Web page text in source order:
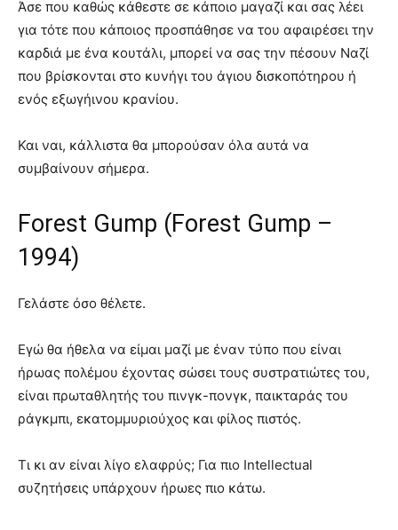
Άσε που καθώς κάθεστε σε κάποιο μαγαζί και σας λέει
για τότε που κάποιος προσπάθησε να του αφαιρέσει την
καρδιά με ένα κουτάλι, μπορεί να σας την πέσουν Ναζί
που βρίσκονται στο κυνήγι του άγιου δισκοπότηρου ή
ενός εξωγήινου κρανίου.
Και ναι, κάλλιστα θα μπορούσαν όλα αυτά να
συμβαίνουν σήμερα.
Forest Gump (Forest Gump –
1994)
Γελάστε όσο θέλετε.
Εγώ θα ήθελα να είμαι μαζί με έναν τύπο που είναι
ήρωας πολέμου έχοντας σώσει τους συστρατιώτες του,
είναι πρωταθλητής του πινγκ-πονγκ, παικταράς του
ράγκμπι, εκατομμυριούχος και φίλος πιστός.
Τι κι αν είναι λίγο ελαφρύς; Για πιο Intellectual
συζητήσεις υπάρχουν ήρωες πιο κάτω.